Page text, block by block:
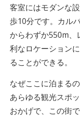
客室にはモダンな
歩10分です。カル
からわずか550m、
利なロケーション
ることができる。
なぜここに泊まる
あらゆる観光スポ
おかげで、この街